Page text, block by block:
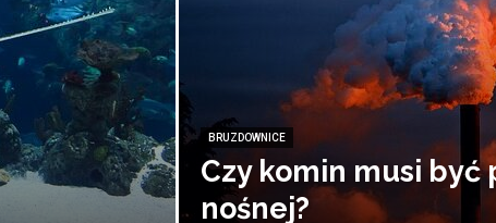
BRUZDOWNICE
Czy komin musi być
nośnej?